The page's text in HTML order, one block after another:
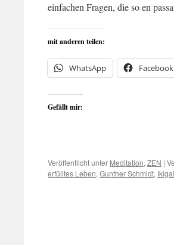
einfachen Fragen, die so en
mit anderen teilen:
WhatsApp Facebook
Gefällt mir:
Veröffentlicht unter Meditation, ZEN |
erfülltes Leben, Gunther Schmidt, Ikigai